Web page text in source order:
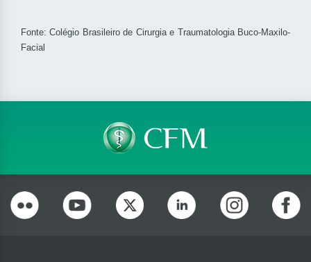
Fonte:Colégio Brasileiro de Cirurgia e Traumatologia Buco-Maxilo-
Facial